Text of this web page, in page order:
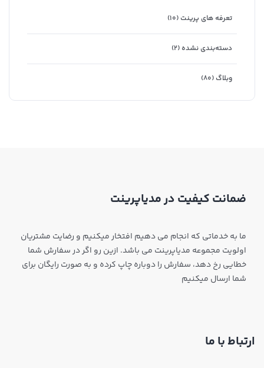
تعرفه های پرینت (۱۰)
دسته‌بندی نشده (۲)
وبلاگ (۸۰)
ضمانت کیفیت در مدیاپرینت
ما به خدماتی که انجام می دهیم افتخار میکنیم و رضایت مشتریان
اولویت مجموعه مدیاپرینت می باشد. ازین رو اگر در سفارش شما
خطایی رخ دهد، سفارش را دوباره چاپ کرده و به صورت رایگان برای
شما ارسال میکنیم
ارتباط با ما